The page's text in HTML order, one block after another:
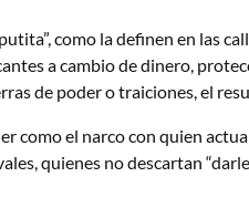
como la definen en las
a cambio de dinero,
de poder o traiciones, el
como el narco con quien
quienes no descartan